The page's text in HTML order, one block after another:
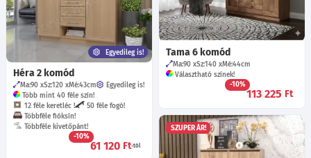
Tama 6 komód
Ma:90 Sz:140 Mé:44cm
Választható színek!
-10%
113 225 Ft
Egyedileg is!
Héra 2 komód
Ma:90 Sz:120 Mé:43cm
Egyedileg is!
Több mint 40 féle szín!
12 féle keretléc !
50 féle fogó!
Többféle fióksín!
Többféle kivetőpánt!
-10%
61 120 Ft-tól
SZUPER ÁR!